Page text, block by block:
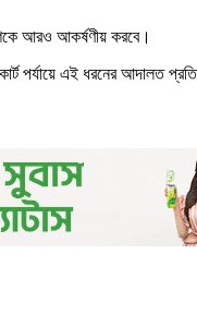
আরও আকর্ষণীয় করবে।
পর্যায়ে এই ধরনের আদালত